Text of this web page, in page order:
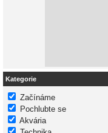
Kategorie
Začínáme
Pochlubte se
Akvária